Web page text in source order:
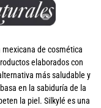
mexicana de cosmética
elaborados con
más saludable y
en la sabiduría de la
la piel. Silkylé es una